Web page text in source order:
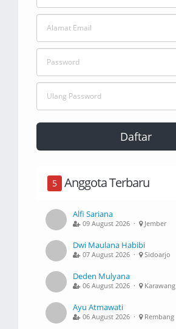
Daftar
5 Anggota Terbaru
Alfi Sariana
09 August 2026 · Jember
Dwi Maulana Habibi
07 August 2026 · Sidoarjo
Deden Mulyana
06 August 2026 · Karawang
Ayu Atmawati
06 August 2026 · Rembang